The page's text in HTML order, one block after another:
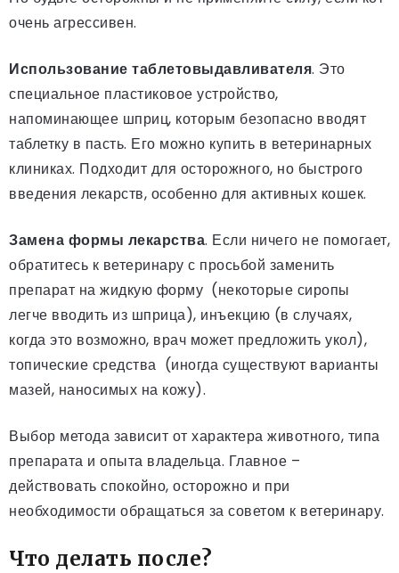
очень агрессивен.
Использование таблетовыдавливателя. Это
специальное пластиковое устройство,
напоминающее шприц, которым безопасно вводят
таблетку в пасть. Его можно купить в ветеринарных
клиниках. Подходит для осторожного, но быстрого
введения лекарств, особенно для активных кошек.
Замена формы лекарства. Если ничего не помогает,
обратитесь к ветеринару с просьбой заменить
препарат на жидкую форму (некоторые сиропы
легче вводить из шприца), инъекцию (в случаях,
когда это возможно, врач может предложить укол),
топические средства (иногда существуют варианты
мазей, наносимых на кожу).
Выбор метода зависит от характера животного, типа
препарата и опыта владельца. Главное –
действовать спокойно, осторожно и при
необходимости обращаться за советом к ветеринару.
Что делать после?